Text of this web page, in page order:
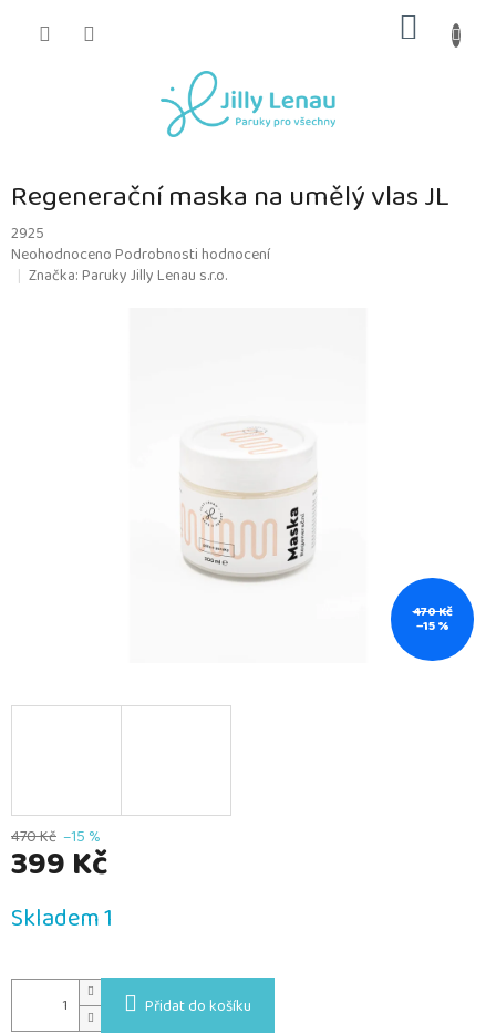
KOŠÍK
Regenerační maska na umělý vlas JL
2925
Průměrné
hodnocení
NeohodnocenoPodrobnosti hodnocení
Značka:Paruky Jilly Lenau s.r.o.
470 Kč
–15 %
470 Kč –15 %
399 Kč
cena:
Skladem 1
Přidat do košíku